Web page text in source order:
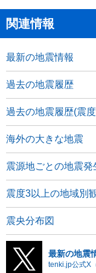
関連情報
最新の地震情報
過去の地震履歴
過去の地震履歴(震
海外の大きな地震
震源地ごとの地震発
震度3以上の地域別
震央分布図
最新の地震
tenki.jp公式X